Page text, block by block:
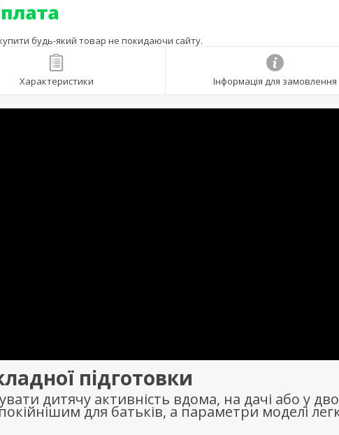
будь-який товар не покидаючи сайту.
Характеристики Інформація для замовлення
підготовки
дитячу активність вдома, на дачі або у
для батьків, а параметри моделі